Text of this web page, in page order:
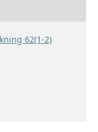
62(1-2)